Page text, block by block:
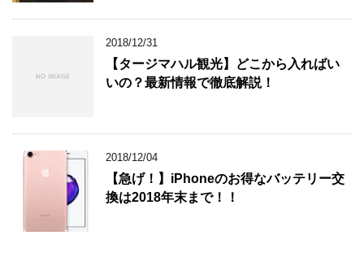
2018/12/31
【タージマハル観光】どこから入ればい
いの？最新情報で徹底解説！
2018/12/04
【急げ！】iPhoneのお得なバッテリー交
換は2018年末まで！！